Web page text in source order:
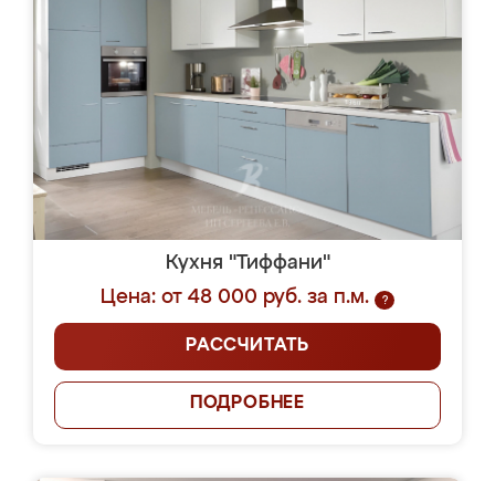
Кухня "Тиффани"
Цена: от 48 000 руб. за п.м.
?
РАССЧИТАТЬ
ПОДРОБНЕЕ